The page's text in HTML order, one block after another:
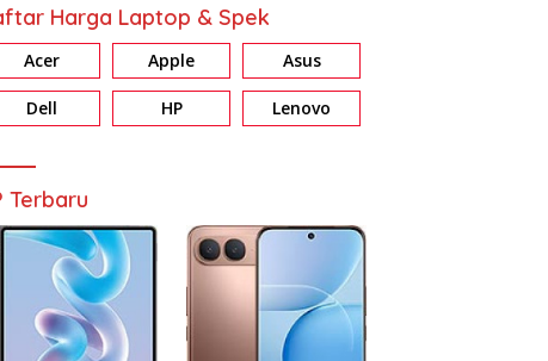
Harga Laptop & Spek
Acer Apple Asus
Dell HP Lenovo
Terbaru